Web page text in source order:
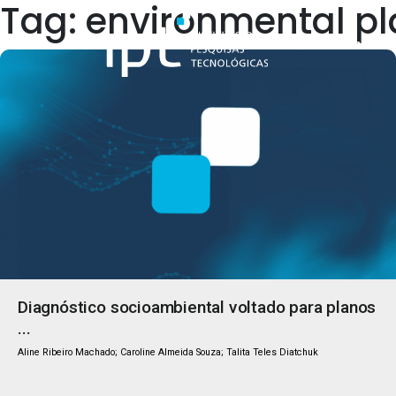
Quem Somos
Tag: environmental
Diagnóstico socioambiental voltado para planos
...
Aline Ribeiro Machado; Caroline Almeida Souza; Talita Teles Diatchuk